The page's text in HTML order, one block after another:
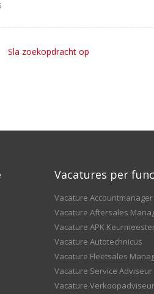
Sla zoekopdracht op
Vacatures per
Vacature Accountmanager
Vacature Aftersales
Vacature APK
Vacature Autotechnicus
Vacature Fleetsales
Vacature Service Adviseur
Vacature Verkoopadviseur